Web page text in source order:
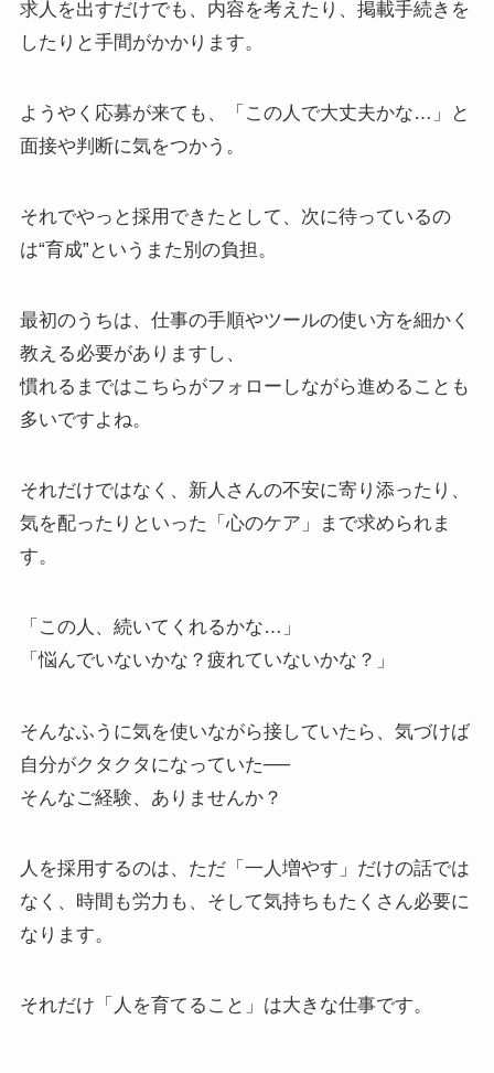
求人を出すだけでも、内容を考えたり、掲載手続きを
したりと手間がかかります。
ようやく応募が来ても、「この人で大丈夫かな…」と
面接や判断に気をつかう。
それでやっと採用できたとして、次に待っているの
は“育成”というまた別の負担。
最初のうちは、仕事の手順やツールの使い方を細かく
教える必要がありますし、
慣れるまではこちらがフォローしながら進めることも
多いですよね。
それだけではなく、新人さんの不安に寄り添ったり、
気を配ったりといった「心のケア」まで求められま
す。
「この人、続いてくれるかな…」
「悩んでいないかな？疲れていないかな？」
そんなふうに気を使いながら接していたら、気づけば
自分がクタクタになっていた──
そんなご経験、ありませんか？
人を採用するのは、ただ「一人増やす」だけの話では
なく、時間も労力も、そして気持ちもたくさん必要に
なります。
それだけ「人を育てること」は大きな仕事です。